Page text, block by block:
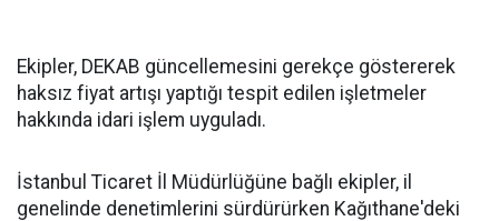
Ekipler, DEKAB güncellemesini gerekçe göstererek
haksız fiyat artışı yaptığı tespit edilen işletmeler
hakkında idari işlem uyguladı.
İstanbul Ticaret İl Müdürlüğüne bağlı ekipler, il
genelinde denetimlerini sürdürürken Kağıthane'deki